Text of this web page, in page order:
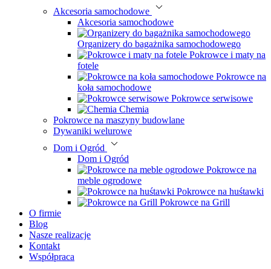
Akcesoria samochodowe
Akcesoria samochodowe
Organizery do bagażnika samochodowego
Pokrowce i maty na
fotele
Pokrowce na
koła samochodowe
Pokrowce serwisowe
Chemia
Pokrowce na maszyny budowlane
Dywaniki welurowe
Dom i Ogród
Dom i Ogród
Pokrowce na
meble ogrodowe
Pokrowce na huśtawki
Pokrowce na Grill
O firmie
Blog
Nasze realizacje
Kontakt
Współpraca